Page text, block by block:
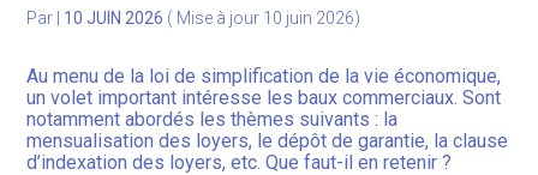
Par 10 JUIN 2026 ( Mise à jour 10 juin 2026)
Au menu de la loi de simplification de la vie économique,
un volet important intéresse les baux commerciaux. Sont
notamment abordés les thèmes suivants : la
mensualisation des loyers, le dépôt de garantie, la clause
d’indexation des loyers, etc. Que faut-il en retenir ?